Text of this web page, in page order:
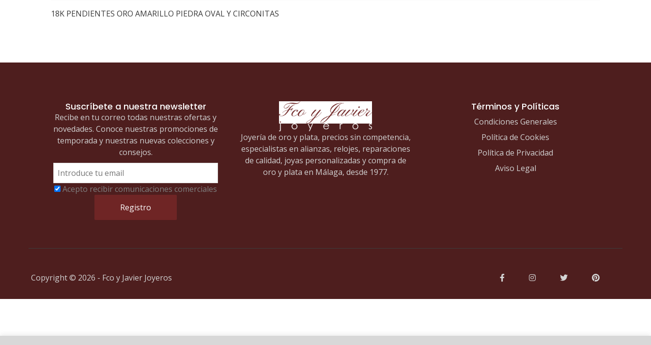
18K PENDIENTES ORO AMARILLO PIEDRA OVAL Y CIRCONITAS
Suscríbete a nuestra newsletter
Recibe en tu correo todas nuestras ofertas y
novedades. Conoce nuestras promociones de
temporada y nuestras nuevas colecciones y
consejos.
Acepto recibir comunicaciones comerciales
Joyería de oro y plata, precios sin competencia,
especialistas en alianzas, relojes, reparaciones
de calidad, joyas personalizadas y compra de
oro y plata en Málaga, desde 1977.
Términos y Políticas
Condiciones Generales
Política de Cookies
Política de Privacidad
Aviso Legal
Copyright © 2026 - Fco y Javier Joyeros